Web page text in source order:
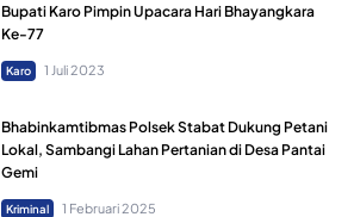
Bupati Karo Pimpin Upacara Hari Bhayangkara
Ke-77
Karo 1 Juli 2023
Bhabinkamtibmas Polsek Stabat Dukung Petani
Lokal, Sambangi Lahan Pertanian di Desa Pantai
Gemi
Kriminal 1 Februari 2025